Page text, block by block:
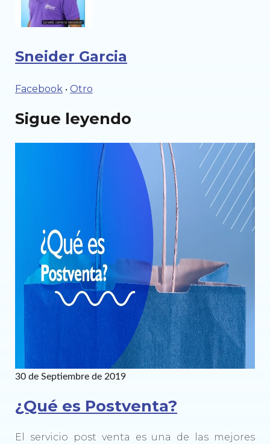
Sneider Garcia
Facebook · Otro
Sigue leyendo
30 de Septiembre de 2019
¿Qué es Postventa?
El servicio post venta es una de las mejores